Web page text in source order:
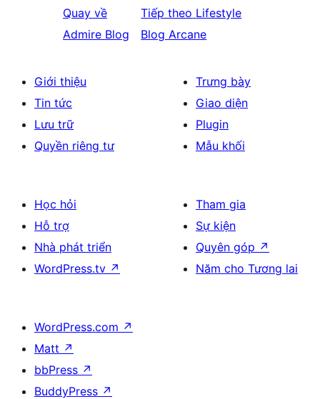
Quay về
Admire Blog
Tiếp theo Lifestyle
Blog Arcane
Giới thiệu
Tin tức
Lưu trữ
Quyền riêng tư
Trưng bày
Giao diện
Plugin
Mẫu khối
Học hỏi
Hỗ trợ
Nhà phát triển
WordPress.tv ↗
Tham gia
Sự kiện
Quyên góp ↗
Năm cho Tương lai
WordPress.com ↗
Matt ↗
bbPress ↗
BuddyPress ↗